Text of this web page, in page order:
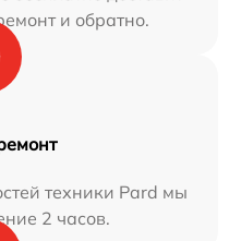
и обратно.
техники Pard мы
2 часов.